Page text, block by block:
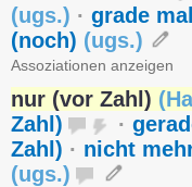
(ugs.) · grade mal
(noch) (ugs.)
Assoziationen anzeigen
nur (vor Zahl) (
Zahl)
·
Zahl) · nicht
(ugs.)